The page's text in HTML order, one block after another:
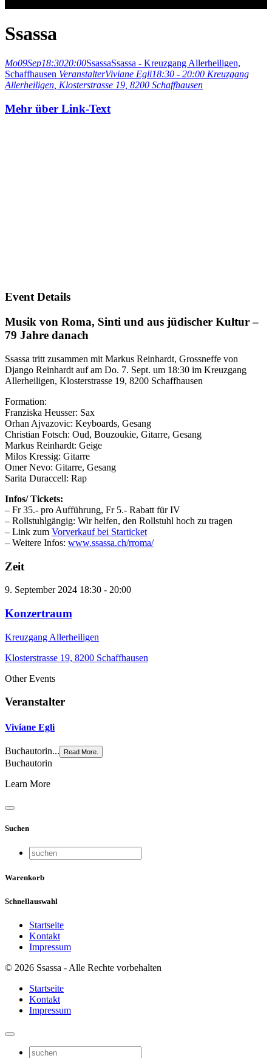
Ssassa
Mo09Sep18:3020:00SsassaSsassa - Kreuzgang Allerheiligen,
Schaffhausen VeranstalterViviane Egli18:30 - 20:00 Kreuzgang
Allerheiligen , Klosterstrasse 19, 8200 Schaffhausen
Mehr über Link-Text
Event Details
Musik von Roma, Sinti und aus jüdischer Kultur –
79 Jahre danach
Ssassa tritt zusammen mit Markus Reinhardt, Grossneffe von
Django Reinhardt auf am Do. 7. Sept. um 18:30 im Kreuzgang
Allerheiligen, Klosterstrasse 19, 8200 Schaffhausen
Formation:
Franziska Heusser: Sax
Orhan Ajvazovic: Keyboards, Gesang
Christian Fotsch: Oud, Bouzoukie, Gitarre, Gesang
Markus Reinhardt: Geige
Milos Kressig: Gitarre
Omer Nevo: Gitarre, Gesang
Sarita Duraccell: Rap
Infos/ Tickets:
– Fr 35.- pro Aufführung, Fr 5.- Rabatt für IV
– Rollstuhlgängig: Wir helfen, den Rollstuhl hoch zu tragen
– Link zum Vorverkauf bei Starticket
– Weitere Infos: www.ssassa.ch/rroma/
Zeit
9. September 2024 18:30 - 20:00
Konzertraum
Kreuzgang Allerheiligen
Klosterstrasse 19, 8200 Schaffhausen
Other Events
Veranstalter
Viviane Egli
Buchautorin... Read More.
Buchautorin
Learn More
Suchen
Warenkorb
Schnellauswahl
Startseite
Kontakt
Impressum
© 2026 Ssassa - Alle Rechte vorbehalten
Startseite
Kontakt
Impressum